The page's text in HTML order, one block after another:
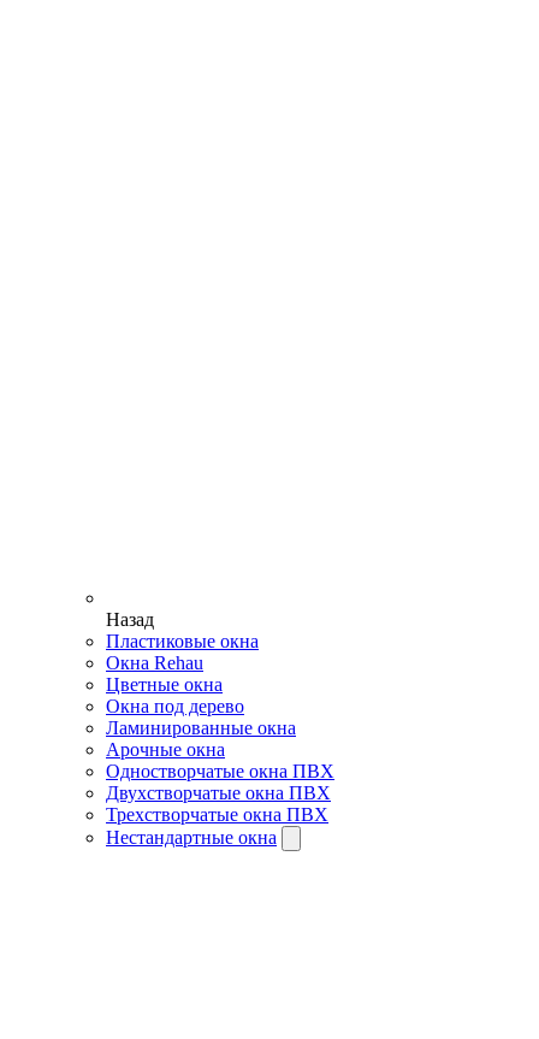
Назад
Пластиковые окна
Окна Rehau
Цветные окна
Окна под дерево
Ламинированные окна
Арочные окна
Одностворчатые окна ПВХ
Двухстворчатые окна ПВХ
Трехстворчатые окна ПВХ
Нестандартные окна